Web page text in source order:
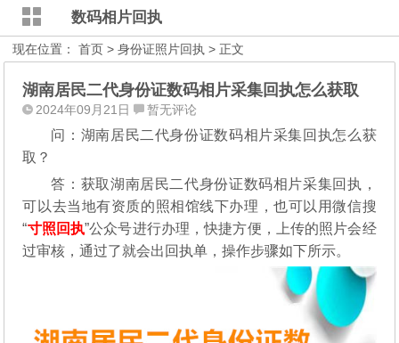
数码相片回执
现在位置：首页 >身份证照片回执 > 正文
湖南居民二代身份证数码相片采集回执怎么获取
2024年09月21日 暂无评论
问：湖南居民二代身份证数码相片采集回执怎么获
取？
答：获取湖南居民二代身份证数码相片采集回执，
可以去当地有资质的照相馆线下办理，也可以用微信搜
“寸照回执”公众号进行办理，快捷方便，上传的照片会经
过审核，通过了就会出回执单，操作步骤如下所示。